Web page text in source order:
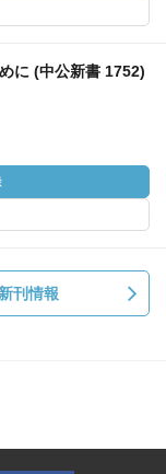
に (中公新書 1752)
刊情報